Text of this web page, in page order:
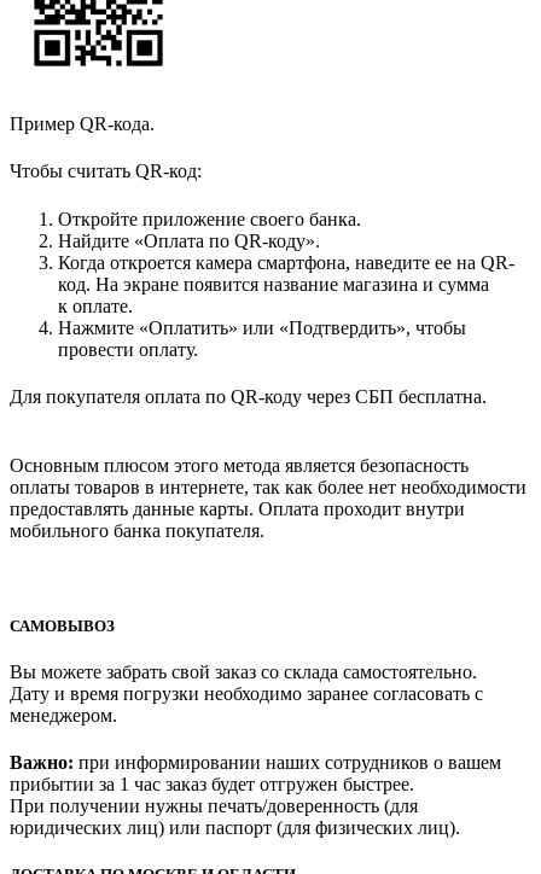
Пример QR-кода.
Чтобы считать QR-код:
Откройте приложение своего банка.
Найдите «Оплата по QR-коду».
Когда откроется камера смартфона, наведите ее на QR-
код. На экране появится название магазина и сумма
к оплате.
Нажмите «Оплатить» или «Подтвердить», чтобы
провести оплату.
Для покупателя оплата по QR-коду через СБП бесплатна.
Основным плюсом этого метода является безопасность
оплаты товаров в интернете, так как более нет необходимости
предоставлять данные карты. Оплата проходит внутри
мобильного банка покупателя.
САМОВЫВОЗ
Вы можете забрать свой заказ со склада самостоятельно.
Дату и время погрузки необходимо заранее согласовать с
менеджером.
Важно: при информировании наших сотрудников о вашем
прибытии за 1 час заказ будет отгружен быстрее.
При получении нужны печать/доверенность (для
юридических лиц) или паспорт (для физических лиц).